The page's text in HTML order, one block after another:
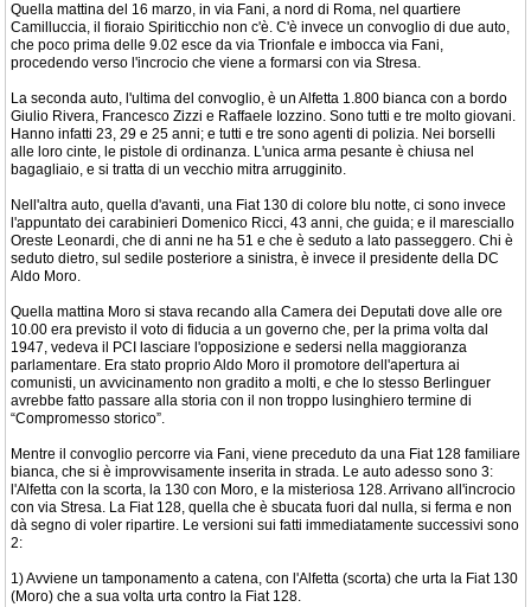
Quella mattina del 16 marzo, in via Fani, a nord di Roma, nel quartiere
Camilluccia, il fioraio Spiriticchio non c'è. C'è invece un convoglio di due auto,
che poco prima delle 9.02 esce da via Trionfale e imbocca via Fani,
procedendo verso l'incrocio che viene a formarsi con via Stresa.
La seconda auto, l'ultima del convoglio, è un Alfetta 1.800 bianca con a bordo
Giulio Rivera, Francesco Zizzi e Raffaele Iozzino. Sono tutti e tre molto giovani.
Hanno infatti 23, 29 e 25 anni; e tutti e tre sono agenti di polizia. Nei borselli
alle loro cinte, le pistole di ordinanza. L'unica arma pesante è chiusa nel
bagagliaio, e si tratta di un vecchio mitra arrugginito.
Nell'altra auto, quella d'avanti, una Fiat 130 di colore blu notte, ci sono invece
l'appuntato dei carabinieri Domenico Ricci, 43 anni, che guida; e il maresciallo
Oreste Leonardi, che di anni ne ha 51 e che è seduto a lato passeggero. Chi è
seduto dietro, sul sedile posteriore a sinistra, è invece il presidente della DC
Aldo Moro.
Quella mattina Moro si stava recando alla Camera dei Deputati dove alle ore
10.00 era previsto il voto di fiducia a un governo che, per la prima volta dal
1947, vedeva il PCI lasciare l'opposizione e sedersi nella maggioranza
parlamentare. Era stato proprio Aldo Moro il promotore dell'apertura ai
comunisti, un avvicinamento non gradito a molti, e che lo stesso Berlinguer
avrebbe fatto passare alla storia con il non troppo lusinghiero termine di
“Compromesso storico”.
Mentre il convoglio percorre via Fani, viene preceduto da una Fiat 128 familiare
bianca, che si è improvvisamente inserita in strada. Le auto adesso sono 3:
l'Alfetta con la scorta, la 130 con Moro, e la misteriosa 128. Arrivano all'incrocio
con via Stresa. La Fiat 128, quella che è sbucata fuori dal nulla, si ferma e non
dà segno di voler ripartire. Le versioni sui fatti immediatamente successivi sono
2:
1) Avviene un tamponamento a catena, con l'Alfetta (scorta) che urta la Fiat 130
(Moro) che a sua volta urta contro la Fiat 128.